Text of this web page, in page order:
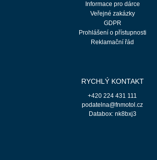
Informace pro dárce
Veřejné zakázky
GDPR
Prohlášení o přístupnosti
Reklamační řád
RYCHLÝ KONTAKT
+420 224 431 111
podatelna@fnmotol.cz
Databox: nk8bxj3